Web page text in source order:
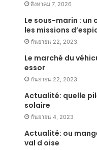
สิงหาคม 7, 2026
Le sous-marin :
les missions
กันยายน 22, 2023
Le marché du
essor
กันยายน 22, 2023
Actualité: quelle
solaire
กันยายน 4, 2023
Actualité: ou
val d oise